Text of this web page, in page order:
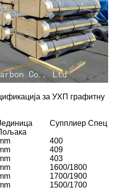
за УХП графитну
Супплиер Спец
400
409
403
1600/1800
1700/1900
1500/1700